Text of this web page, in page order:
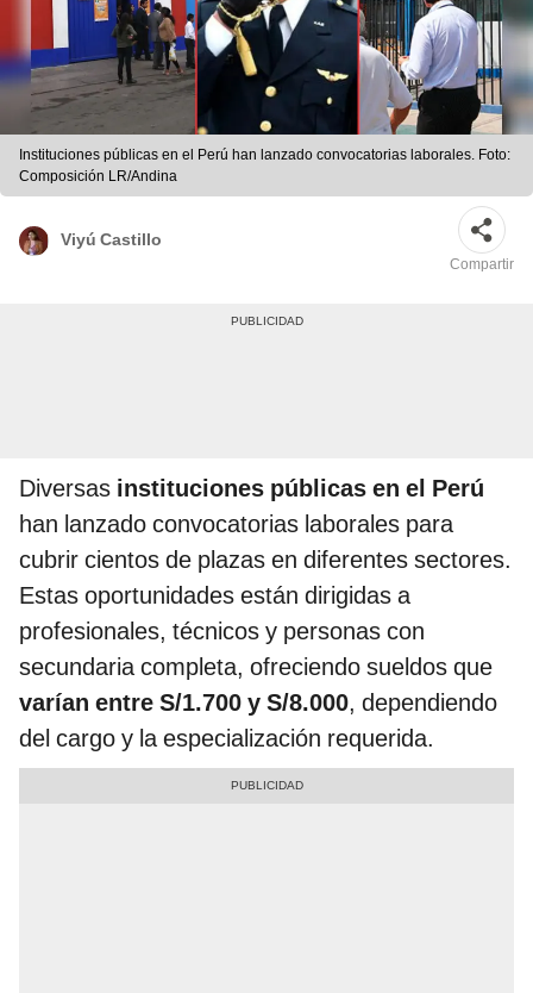
Instituciones públicas en el Perú han lanzado convocatorias laborales. Foto:
Composición LR/Andina
Viyú Castillo
Compartir
Diversas instituciones públicas en el Perú
han lanzado convocatorias laborales para
cubrir cientos de plazas en diferentes sectores.
Estas oportunidades están dirigidas a
profesionales, técnicos y personas con
secundaria completa, ofreciendo sueldos que
varían entre S/1.700 y S/8.000, dependiendo
del cargo y la especialización requerida.